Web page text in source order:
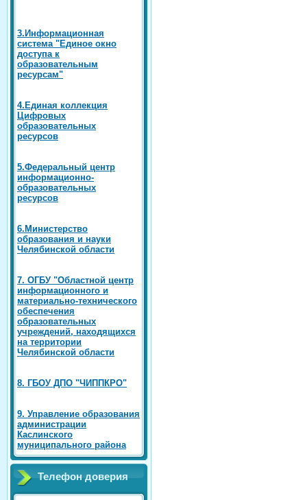
3.Информационная
система "Единое окно
доступа к
образовательным
ресурсам"
4.Единая коллекция
Цифровых
образовательных
ресурсов
5.Федеральный центр
информационно-
образовательных
ресурсов
6.Министерство
образования и науки
Челябинской области
7. ОГБУ "Областной центр
информационного и
материально-технического
обеспечения
образовательных
учреждений, находящихся
на территории
Челябинской области
8. ГБОУ ДПО "ЧИППКРО"
9. Управление образования
администрации
Каслинского
муниципального района
Телефон доверия